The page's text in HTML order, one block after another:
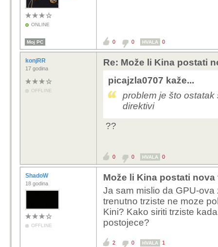
ONLINE
Moj PC 0 0 HVALA 0
konjRR
17 godina
OFFLINE
Re: Može li Kina postati
picajzla0707 kaže...
problem je što
direktivi
??
0 0 HVALA 0
ShadoW
18 godina
OFFLINE
Može li Kina postati
Ja sam mislio da GPU-
trenutno trziste ne moze
Kini? Kako siriti trziste
postojece?
2 0 HVALA 1